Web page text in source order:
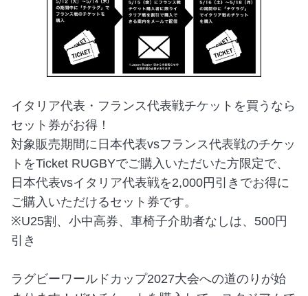
イタリア代表・フランス代表戦チケットを買うなら
セット券がお得！
対象販売期間に日本代表vsフランス代表戦のチケッ
トをTicket RUGBYでご購入いただいた方限定で、
日本代表vsイタリア代表戦を2,000円引きでお得に
ご購入いただけるセット券です。
※U25割、小中高券、車椅子介助者なしは、500円
引き
ラグビーワールドカップ2027大会への道のりが始